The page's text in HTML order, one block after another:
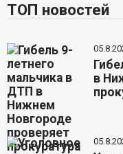
ТОП новостей
в